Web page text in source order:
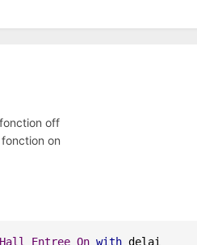
off
on
Hall Entree On with